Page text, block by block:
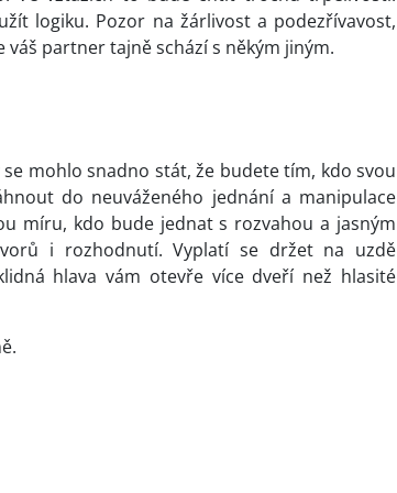
logiku. Pozor na žárlivost a podezřívavost,
partner tajně schází s někým jiným.
mohlo snadno stát, že budete tím, kdo svou
do neuváženého jednání a manipulace
míru, kdo bude jednat s rozvahou a jasným
i rozhodnutí. Vyplatí se držet na uzdě
hlava vám otevře více dveří než hlasité